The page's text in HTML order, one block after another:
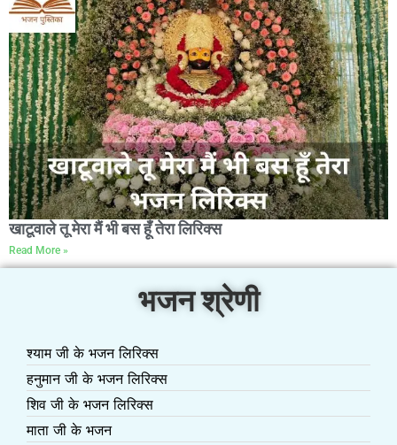
खाटूवाले तू मेरा मैं भी बस हूँ तेरा लिरिक्स
Read More »
भजन श्रेणी
श्याम जी के भजन लिरिक्स
हनुमान जी के भजन लिरिक्स
शिव जी के भजन लिरिक्स
माता जी के भजन